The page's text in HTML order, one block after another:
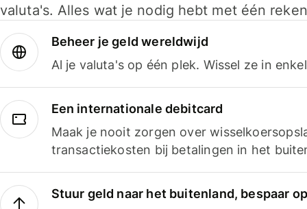
valuta's. Alles wat je nodig hebt met één
Beheer je geld wereldwijd
Al je valuta's op één plek. Wissel ze in
Een internationale debitcard
Maak je nooit zorgen over
transactiekosten bij betalingen in het
Stuur geld naar het buitenland, bespaar